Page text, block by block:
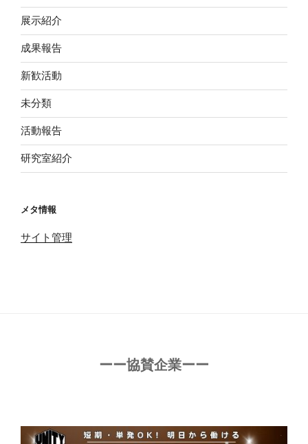
展示紹介
成果報告
新歓活動
未分類
活動報告
研究室紹介
メタ情報
サイト管理
ーー協賛企業ーー